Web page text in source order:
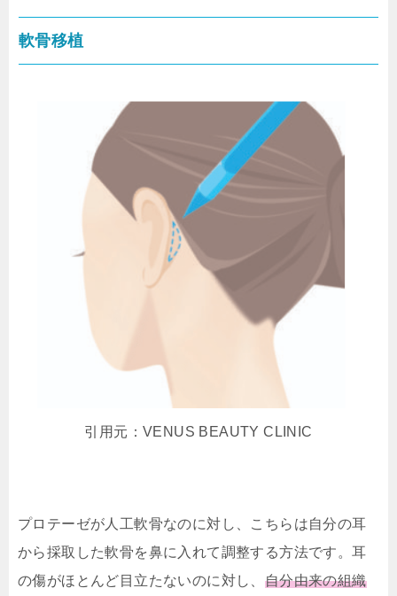
軟骨移植
引用元：VENUS BEAUTY CLINIC
プロテーゼが人工軟骨なのに対し、こちらは自分の耳
から採取した軟骨を鼻に入れて調整する方法です。耳
の傷がほとんど目立たないのに対し、 自分由来の組織